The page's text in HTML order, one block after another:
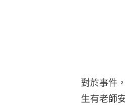
對於事件
生有老師